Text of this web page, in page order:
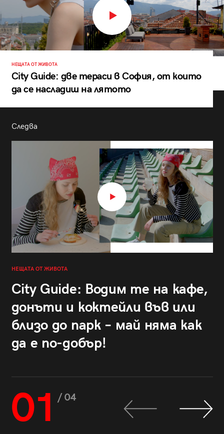
НЕЩАТА ОТ ЖИВОТА
City Guide: две тераси в София, от които
да се насладиш на лятото
Следва
НЕЩАТА ОТ ЖИВОТА
City Guide: Водим те на кафе,
донъти и коктейли във или
близо до парк – май няма как
да е по-добър!
01 / 04